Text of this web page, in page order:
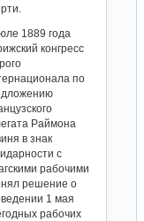
1889 года
конгресс
по
Раймона
в знак
с
рабочими
решение о
1 мая
рабочих